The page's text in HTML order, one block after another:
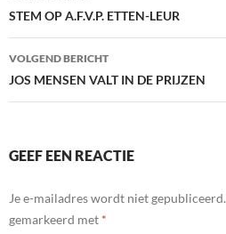
navigatie
STEM OP A.F.V.P. ETTEN-LEUR
VOLGEND BERICHT
JOS MENSEN VALT IN DE PRIJZEN
GEEF EEN REACTIE
Je e-mailadres wordt niet gepubliceerd.
gemarkeerd met *